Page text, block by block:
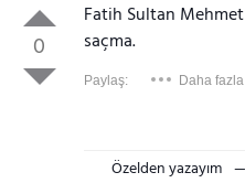
0
Fatih Sultan
saçma.
Paylaş: Daha fazla
Özelden yazayım